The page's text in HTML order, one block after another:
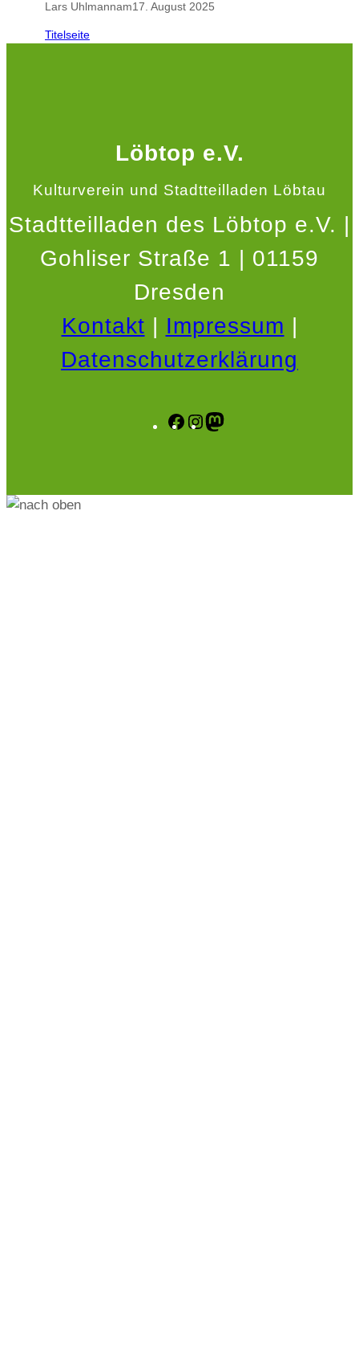
Lars Uhlmannam17. August 2025
Titelseite
Löbtop e.V.
Kulturverein und Stadtteilladen Löbtau
Stadtteilladen des Löbtop e.V. |
Gohliser Straße 1 | 01159
Dresden
Kontakt | Impressum |
Datenschutzerklärung
Facebook
Instagram
Mastodon